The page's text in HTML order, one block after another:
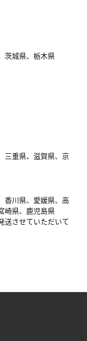
茨城県、栃木県
三重県、滋賀県、京
香川県、愛媛県、高
崎県、鹿児島県
送させていただいて